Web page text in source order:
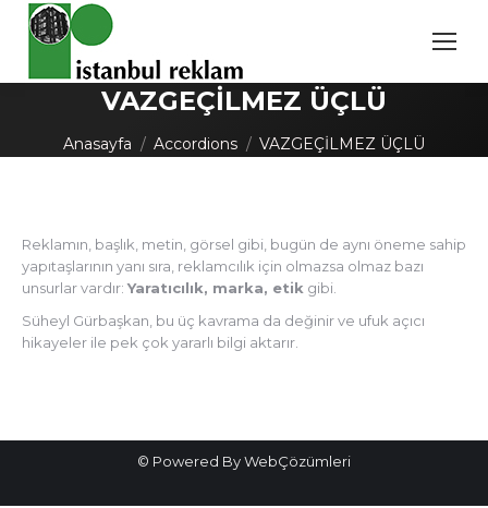
VAZGEÇİLMEZ ÜÇLÜ
Anasayfa Accordions VAZGEÇİLMEZ ÜÇLÜ
Reklamın, başlık, metin, görsel gibi, bugün de aynı öneme sahip
yapıtaşlarının yanı sıra, reklamcılık için olmazsa olmaz bazı
unsurlar vardır:Yaratıcılık, marka, etik gibi.
Süheyl Gürbaşkan, bu üç kavrama da değinir ve ufuk açıcı
hikayeler ile pek çok yararlı bilgi aktarır.
© Powered By WebÇözümleri